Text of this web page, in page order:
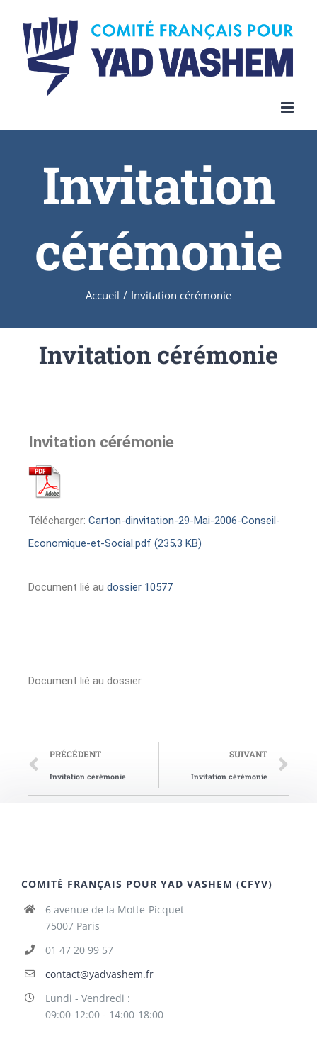
Invitation
cérémonie
Accueil / Invitation cérémonie
Invitation cérémonie
Invitation cérémonie
Télécharger: Carton-dinvitation-29-Mai-2006-Conseil-
Economique-et-Social.pdf (235,3 KB)
Document lié au dossier 10577
Document lié au dossier
PRÉCÉDENT
Invitation cérémonie
SUIVANT
Invitation cérémonie
COMITÉ FRANÇAIS POUR YAD VASHEM (CFYV)
6 avenue de la Motte-Picquet
75007 Paris
01 47 20 99 57
contact@yadvashem.fr
Lundi - Vendredi :
09:00-12:00 - 14:00-18:00